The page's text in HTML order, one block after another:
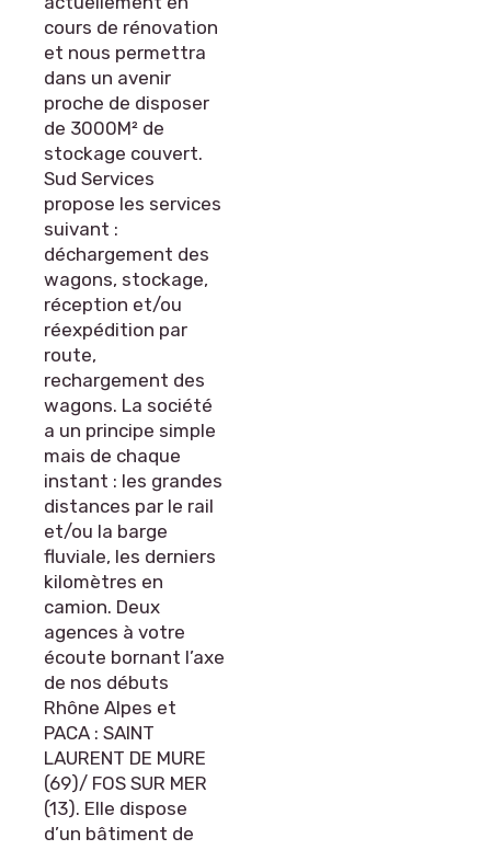
cours de rénovation
et nous permettra
dans un avenir
proche de disposer
de 3000M² de
stockage couvert.
Sud Services
propose les services
suivant :
déchargement des
wagons, stockage,
réception et/ou
réexpédition par
route,
rechargement des
wagons. La société
a un principe simple
mais de chaque
instant : les grandes
distances par le rail
et/ou la barge
fluviale, les derniers
kilomètres en
camion. Deux
agences à votre
écoute bornant l’axe
de nos débuts
Rhône Alpes et
PACA : SAINT
LAURENT DE MURE
(69)/ FOS SUR MER
(13). Elle dispose
d’un bâtiment de